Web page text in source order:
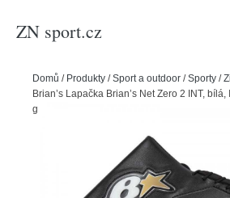
ZN sport.cz
Domů / Produkty /Sport a outdoor /Sporty /
Brian’s Lapačka Brian’s Net Zero 2 INT,
gard